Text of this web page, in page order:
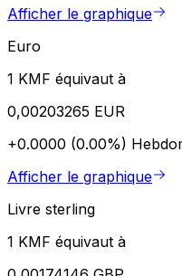
Afficher le graphique
Euro
1 KMF équivaut à
0,00203265 EUR
+0.0000 (0.00%)
Afficher le graphique
Livre sterling
1 KMF équivaut à